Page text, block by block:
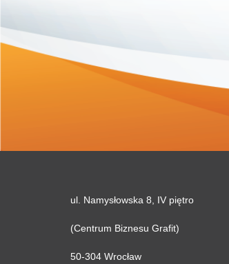
ul. Namysłowska 8, IV piętro
(Centrum Biznesu Grafit)
50-304 Wrocław